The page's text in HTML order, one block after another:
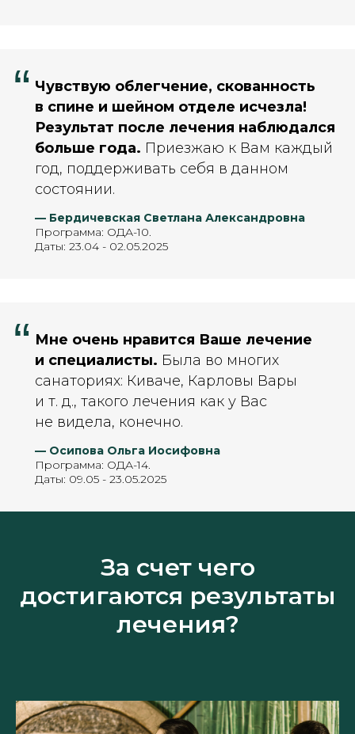
“ Чувствую облегчение, скованность
в спине и шейном отделе исчезла!
Результат после лечения наблюдался
больше года. Приезжаю к Вам каждый
год, поддерживать себя в данном
состоянии.
— Бердичевская Светлана Александровна
Программа: ОДА-10.
Даты: 23.04 - 02.05.2025
“ Мне очень нравится Ваше лечение
и специалисты. Была во многих
санаториях: Киваче, Карловы Вары
и т. д., такого лечения как у Вас
не видела, конечно.
— Осипова Ольга Иосифовна
Программа: ОДА-14.
Даты: 09.05 - 23.05.2025
За счет чего
достигаются результаты
лечения?